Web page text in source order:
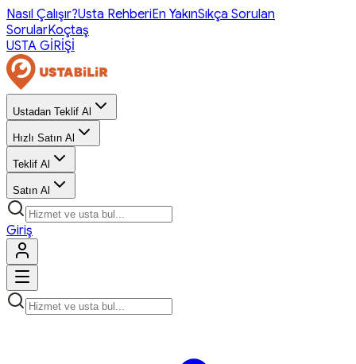
Nasıl Çalışır?Usta RehberiEn YakınSıkça Sorulan
SorularKoçtaş
USTA GİRİŞİ
Ustadan Teklif Al
Hızlı Satın Al
Teklif Al
Satın Al
Giriş